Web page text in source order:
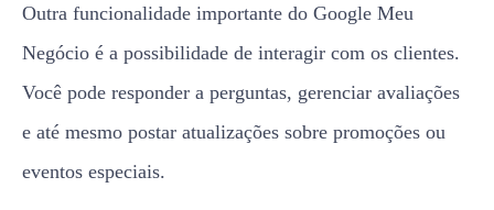
Outra funcionalidade importante do Google Meu
Negócio é a possibilidade de interagir com os clientes.
Você pode responder a perguntas, gerenciar avaliações
e até mesmo postar atualizações sobre promoções ou
eventos especiais.